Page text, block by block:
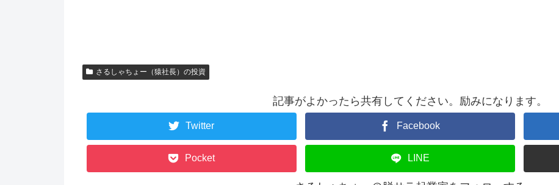
さるしゃちょー（猿社長）の投資
記事がよかったら共有してください。励みになります。
Twitter Facebook
Pocket LINE